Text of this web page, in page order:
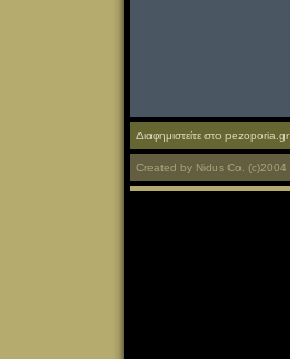
Διαφημιστείτε στο pezoporia.gr
Created by Nidus Co. (c)2004